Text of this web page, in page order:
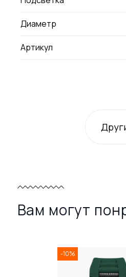
Диаметр
Артикул
Вам могут
-10%